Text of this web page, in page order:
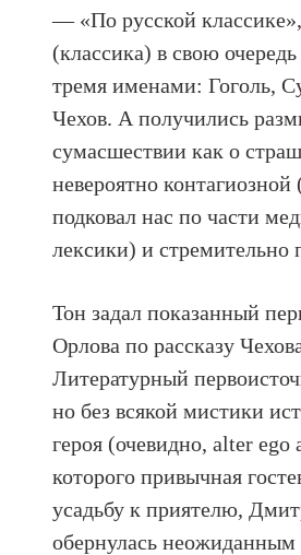
— «По русской
(классика) в свою
тремя именами: Гоголь,
Чехов. А получились
сумасшествии как о
невероятно
подковал нас по части
лексики) и
Тон задал показанный
Орлова по рассказу
Литературный
но без всякой мистики
героя (очевидно, alter ego
которого привычная
усадьбу к приятелю,
обернулась